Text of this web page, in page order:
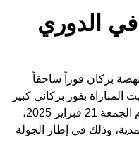
الدوري
بركان فوزاً ساحقاً
بفوز بركاني كبير
بلغ 4-0. جرت هذه المباراة المثيرة يوم الجمعة 21 فبراير 2025،
وذلك في إطار الجولة